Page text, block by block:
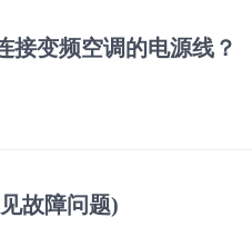
接变频空调的电源线？
故障问题)